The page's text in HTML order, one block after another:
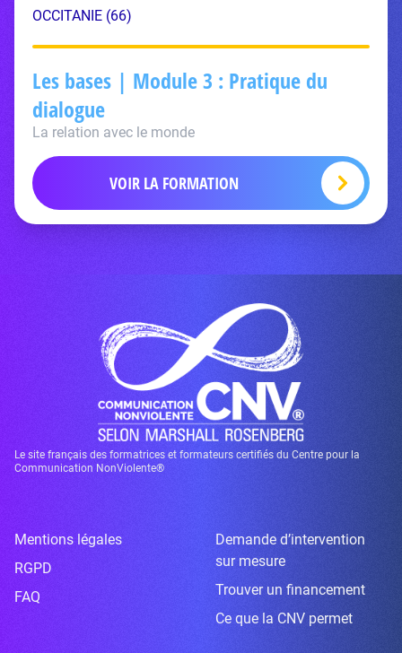
OCCITANIE (66)
Les bases | Module 3 : Pratique du
dialogue
La relation avec le monde
VOIR LA FORMATION
Le site français des formatrices et formateurs certifiés du Centre pour la
Communication NonViolente®
Mentions légales
RGPD
FAQ
Demande d’intervention
sur mesure
Trouver un financement
Ce que la CNV permet